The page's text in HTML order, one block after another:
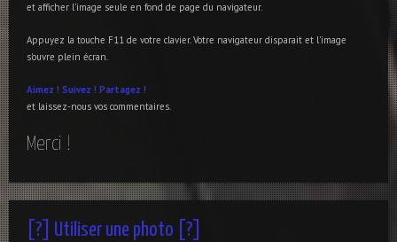
et afficher l'image seule en fond de page du navigateur.
Appuyez la touche F11 de votre clavier. Votre navigateur disparait et l'image
s'ouvre plein écran.
Aimez ! Suivez ! Partagez !
et laissez-nous vos commentaires.
Merci !
[?] Utiliser une photo [?]